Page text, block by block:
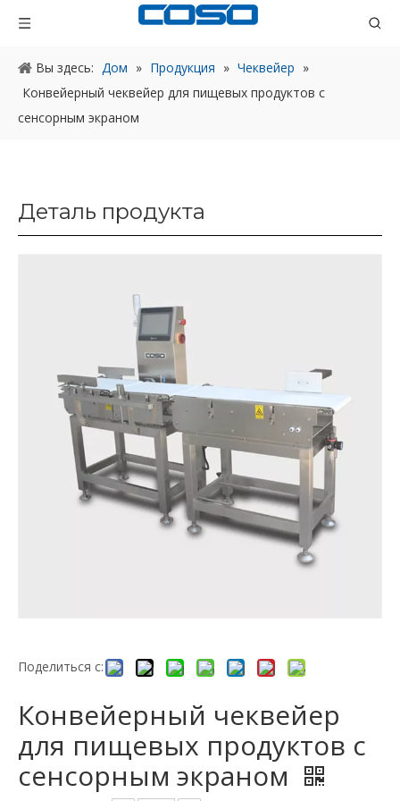
Вы здесь: Дом » Продукция » Чеквейер »
Конвейерный чеквейер для пищевых продуктов с
сенсорным экраном
Деталь продукта
Поделиться с:
Конвейерный чеквейер
для пищевых продуктов с
сенсорным экраном